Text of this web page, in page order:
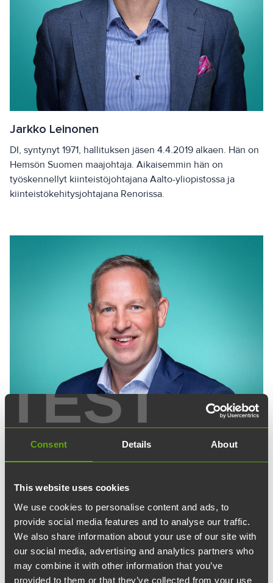
TEST
Consent Details About
This website uses cookies
We use cookies to personalise content and ads, to
provide social media features and to analyse our traffic.
We also share information about your use of our site with
our social media, advertising and analytics partners who
may combine it with other information that you’ve
provided to them or that they’ve collected from your use
Jarkko Leinonen
DI, syntynyt 1971, hallituksen jäsen 4.4.2019 alkaen. Hän on
Hemsön Suomen maajohtaja. Aikaisemmin hän on
työskennellyt kiinteistöjohtajana Aalto-yliopistossa ja
kiinteistökehitysjohtajana Renorissa.
Aleksi Randell
VTM, syntynyt 1975, hallituksen puheenjohtaja 27.4.2018
alkaen. Hän on Rakennusteollisuus RT ry:n toimitusjohtaja.
Aikaisemmin hän on työskennellyt Turun
kaupunginjohtajana ja Turun kaupunginhallituksen